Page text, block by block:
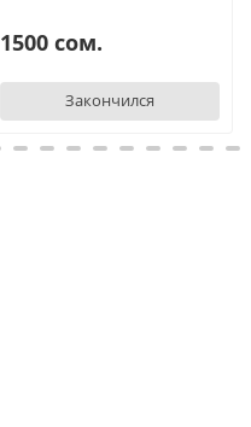
1500 сом.
Закончился